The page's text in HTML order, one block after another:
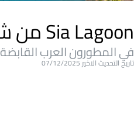
Sia Lagoon من شقة
في المطورون العرب القابضة
تاريخ التحديث الاخير 07/12/2025